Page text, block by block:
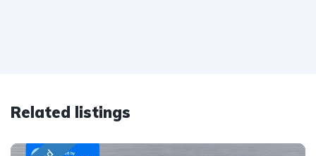
Related listings